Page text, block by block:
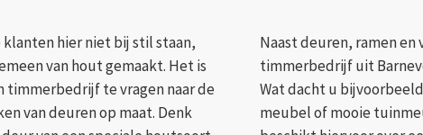
hier niet bij stil staan,
van hout gemaakt. Het is
timmerbedrijf te vragen naar de
van deuren op maat. Denk
Naast deuren, ramen
timmerbedrijf uit
Wat dacht u
meubel of mooie